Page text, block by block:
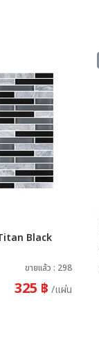
Black
ขายแล้ว : 298
325 ฿ /แผ่น